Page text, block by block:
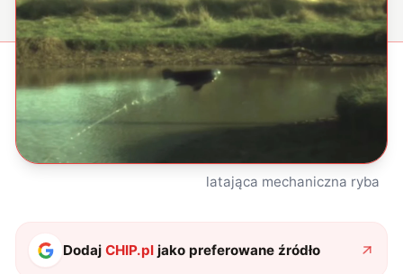
latająca mechaniczna ryba
DodajCHIP.pl jako preferowane źródło